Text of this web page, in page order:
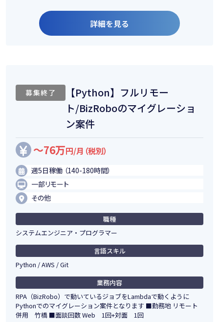
詳細を見る
募集終了
【Python】フルリモー
ト/BizRoboのマイグレーショ
ン案件
～76万円/月（税別）
週5日稼働 （140-180時間）
一部リモート
その他
職種
システムエンジニア・プログラマー
言語スキル
Python / AWS / Git
業務内容
RPA（BizRobo）で動いているジョブをLambdaで動くように
Pythonでのマイグレーション案件となります ■勤務地 リモート
併用 竹橋 ■面談回数 Web 1回+対面 1回